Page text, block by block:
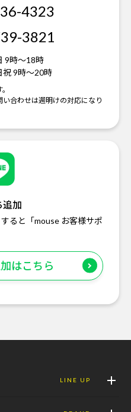
4323
3821
9時～18時
祝 9時～20時
合わせは週明けの対応になり
追加
ると「mouse お客様サポ
はこちら
LINE UP